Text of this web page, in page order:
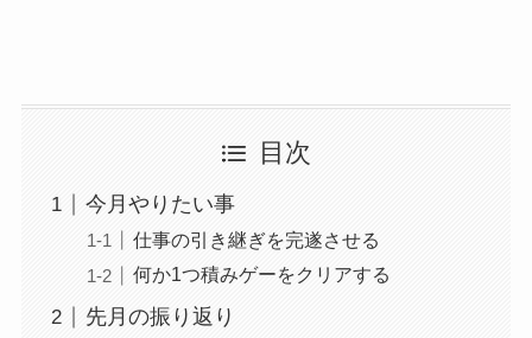
目次
今月やりたい事
仕事の引き継ぎを完遂させる
何か1つ積みゲーをクリアする
先月の振り返り